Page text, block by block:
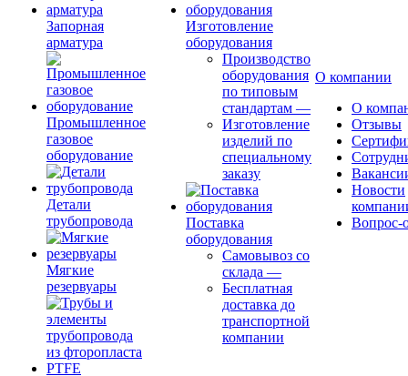
Запорная
арматура
Промышленное
газовое
оборудование
Детали
трубопровода
Мягкие
резервуары
Изготовление
оборудования
Производство
оборудования
по типовым
стандартам —
Изготовление
изделий по
специальному
заказу
Поставка
оборудования
Самовывоз со
склада —
Бесплатная
доставка до
транспортной
компании
О компании
О
Отзывы
Новости
Вопрос-